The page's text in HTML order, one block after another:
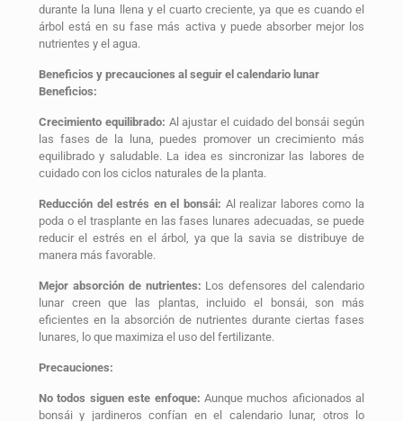
durante la luna llena y el cuarto creciente, ya que es cuando el
árbol está en su fase más activa y puede absorber mejor los
nutrientes y el agua.
Beneficios y precauciones al seguir el calendario lunar
Beneficios:
Crecimiento equilibrado: Al ajustar el cuidado del bonsái según
las fases de la luna, puedes promover un crecimiento más
equilibrado y saludable. La idea es sincronizar las labores de
cuidado con los ciclos naturales de la planta.
Reducción del estrés en el bonsái: Al realizar labores como la
poda o el trasplante en las fases lunares adecuadas, se puede
reducir el estrés en el árbol, ya que la savia se distribuye de
manera más favorable.
Mejor absorción de nutrientes: Los defensores del calendario
lunar creen que las plantas, incluido el bonsái, son más
eficientes en la absorción de nutrientes durante ciertas fases
lunares, lo que maximiza el uso del fertilizante.
Precauciones:
No todos siguen este enfoque: Aunque muchos aficionados al
bonsái y jardineros confían en el calendario lunar, otros lo